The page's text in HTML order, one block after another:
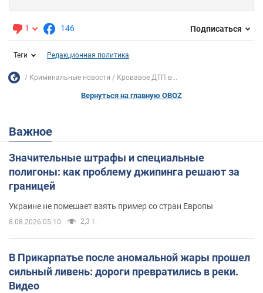
1 146 Подписаться
Теги Редакционная политика
Криминальные новости Кровавое ДТП в...
Вернуться на главную OBOZ
Важное
Значительные штрафы и специальные
полигоны: как проблему джипинга решают за
границей
Украине не помешает взять пример со стран Европы
8.08.2026 05:10 2,3 т.
В Прикарпатье после аномальной жары прошел
сильный ливень: дороги превратились в реки.
Видео